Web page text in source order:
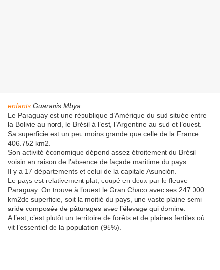
enfants Guaranis Mbya
Le Paraguay est une république d’Amérique du sud située entre
la Bolivie au nord, le Brésil à l’est, l’Argentine au sud et l’ouest.
Sa superficie est un peu moins grande que celle de la France :
406.752 km2.
Son activité économique dépend assez étroitement du Brésil
voisin en raison de l’absence de façade maritime du pays.
Il y a 17 départements et celui de la capitale Asunción.
Le pays est relativement plat, coupé en deux par le fleuve
Paraguay. On trouve à l’ouest le Gran Chaco avec ses 247.000
km2de superficie, soit la moitié du pays, une vaste plaine semi
aride composée de pâturages avec l’élevage qui domine.
A l’est, c’est plutôt un territoire de forêts et de plaines fertiles où
vit l’essentiel de la population (95%).